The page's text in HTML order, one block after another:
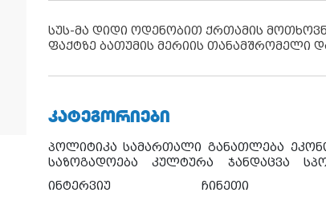
სუს-მა დიდი ოდენობით ქრთამის
ფაქტზე ბათუმის მერიის თანამშრომელი
ᲙᲐᲢᲔᲒᲝᲠᲘᲔᲑᲘ
პოლიტიკა სამართალი განათლება
საზოგადოება
კულტურა ჯანდაცვა
ინტერვიუ
ჩინეთი